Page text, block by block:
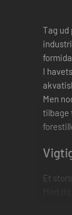
Tag ud
I
Men
tilbage
Et